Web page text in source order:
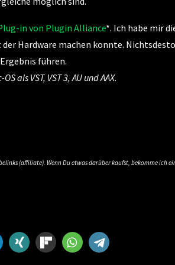
in von Plugin Alliance*. Ich habe mir
Hardware machen konnte.
führen.
als VST, VST 3, AU und AAX.
(affiliate). Wenn Du etwas darüber kaufst, bekomme